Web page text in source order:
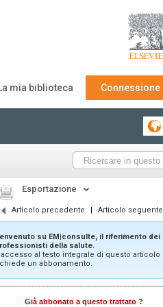
mia biblioteca Connessione
Esportazione
Articolo precedente | Articolo seguente
su EM|consulte, il riferimento dei
della salute.
al testo integrale di questo articolo
un abbonamento.
Già abbonato a questo trattato ?